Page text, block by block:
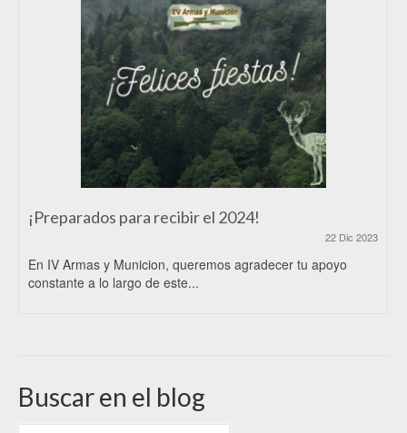
¡Preparados para recibir el 2024!
22 Dic 2023
En IV Armas y Municion, queremos agradecer tu apoyo
constante a lo largo de este...
Buscar en el blog